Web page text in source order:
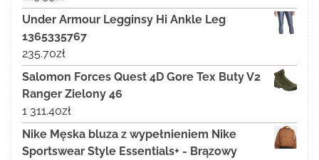
Under Armour Legginsy Hi Ankle Leg
1365335767
235.70zł
Salomon Forces Quest 4D Gore Tex Buty V2
Ranger Zielony 46
1 311.40zł
Nike Męska bluza z wypełnieniem Nike
Sportswear Style Essentials+ - Brązowy